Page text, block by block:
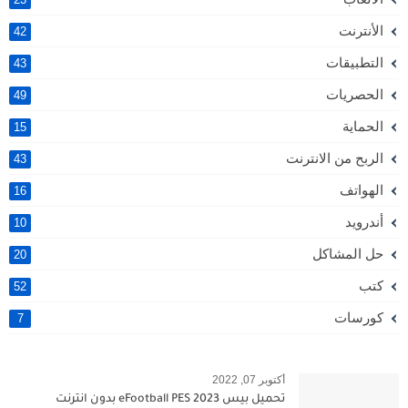
الأنترنت 42
التطبيقات 43
الحصريات 49
الحماية 15
الربح من الانترنت 43
الهواتف 16
أندرويد 10
حل المشاكل 20
كتب 52
كورسات 7
أكتوبر 07, 2022
تحميل بيس 2023 eFootball PES بدون انترنت